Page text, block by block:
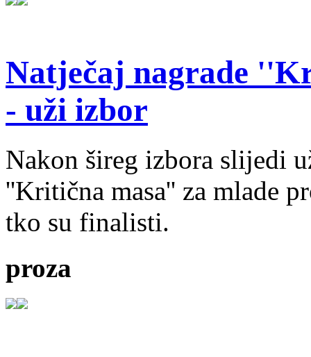
Natječaj nagrade
- uži izbor
Nakon šireg izbora slijedi
''Kritična masa'' za mlade
tko su finalisti.
proza